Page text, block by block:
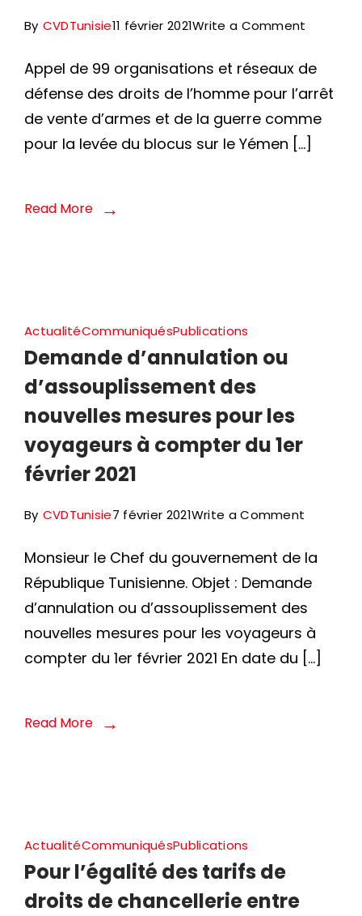
By CVDTunisie11 février 2021Write a Comment
de
99
et
guerre
comme
pour
la
levée
Appel de 99 organisations et réseaux de
défense des droits de l’homme pour l’arrêt
de vente d’armes et de la guerre comme
pour la levée du blocus sur le Yémen […]
Read More
ActualitéCommuniquésPublications
Demande d’annulation ou
d’assouplissement des
nouvelles mesures pour les
voyageurs à compter du 1er
février 2021
By CVDTunisie7 février 2021Write a Comment
ou
des
Monsieur le Chef du gouvernement de la
République Tunisienne. Objet : Demande
d’annulation ou d’assouplissement des
nouvelles mesures pour les voyageurs à
compter du 1er février 2021 En date du […]
Read More
ActualitéCommuniquésPublications
Pour l’égalité des tarifs de
droits de chancellerie entre